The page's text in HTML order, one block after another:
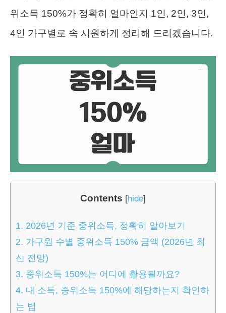
위소득 150%가 정확히 얼마인지 1인, 2인, 3인,
4인 가구별로 속 시원하게 정리해 드리겠습니다.
Contents [hide]
1. 2026년 기준 중위소득, 정확히 알아보기
2. 가구원 수별 중위소득 150% 금액 (2026년 최
신 전망)
3. 중위소득 150%는 어디에 활용될까요?
4. 내 소득, 중위소득 150%에 해당하는지 확인하
는 법